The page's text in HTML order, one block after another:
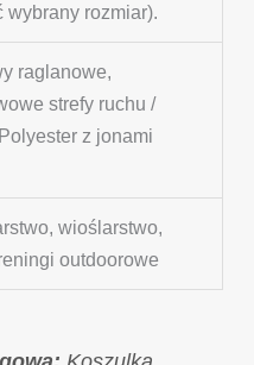
wybrany rozmiar).
raglanowe,
strefy ruchu /
z jonami
wioślarstwo,
outdoorowe